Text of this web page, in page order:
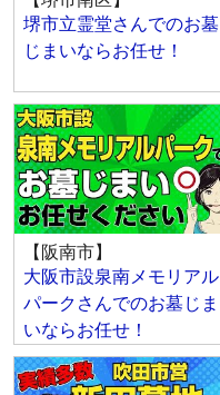
堺市立霊堂さんでのお墓
じまいならお任せ！
【阪南市】
大阪市設泉南メモリアル
パークさんでのお墓じま
いならお任せ！